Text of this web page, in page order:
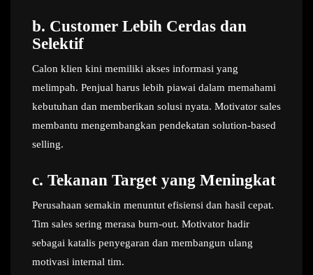
b. Customer Lebih Cerdas dan
Selektif
Calon klien kini memiliki akses informasi yang
melimpah. Penjual harus lebih piawai dalam memahami
kebutuhan dan memberikan solusi nyata. Motivator sales
membantu mengembangkan pendekatan solution-based
selling.
c. Tekanan Target yang Meningkat
Perusahaan semakin menuntut efisiensi dan hasil cepat.
Tim sales sering merasa burn-out. Motivator hadir
sebagai katalis penyegaran dan membangun ulang
motivasi internal tim.